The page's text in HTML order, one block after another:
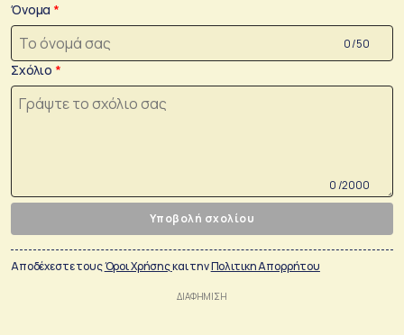
Όνομα
0 /50
Σχόλιο
0 /2000
Υποβολή σχολίου
Αποδέχεστε τουςΌροι Χρήσηςκαι τηνΠολιτικη Απορρήτου